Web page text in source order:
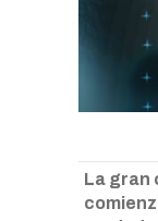
La gran